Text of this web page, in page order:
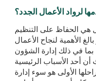
لرواد الأعمال الجدد؟
هي الحفاظ على التنظيم
الأهمية لنجاح الأعمال
في ذلك إدارة الشؤون
أحد الأسباب الرئيسية
الأولى هو سوء إدارة